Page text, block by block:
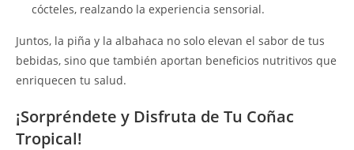
cócteles, realzando la experiencia sensorial.
Juntos, la piña y la albahaca no solo elevan el sabor de tus
bebidas, sino que también aportan beneficios nutritivos que
enriquecen tu salud.
¡Sorpréndete y Disfruta de Tu Coñac
Tropical!